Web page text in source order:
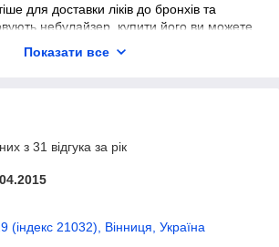
для доставки ліків до бронхів та
небулайзер, купити його ви можете
ультразвукові небулайзери
працюють за схожим принципом.
на аерозоль, однак використовують
Давайте розбиратися.
девайсів забезпечує компресор. Він
Показати все
з 31 відгука за рік
(індекс 21032), Вінниця, Україна